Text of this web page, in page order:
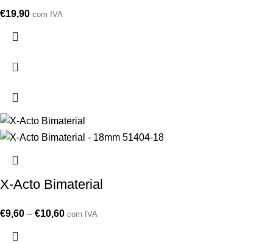
€19,90 com IVA
X-Acto Bimaterial
€9,60 – €10,60 com IVA